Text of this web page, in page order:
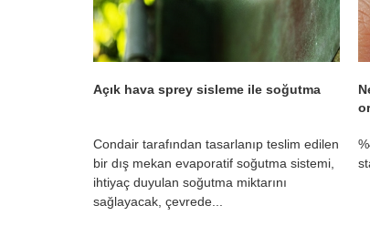
Açık hava sprey sisleme ile soğutma
Condair tarafından tasarlanıp teslim edilen
bir dış mekan evaporatif soğutma sistemi,
ihtiyaç duyulan soğutma miktarını
sağlayacak, çevrede...